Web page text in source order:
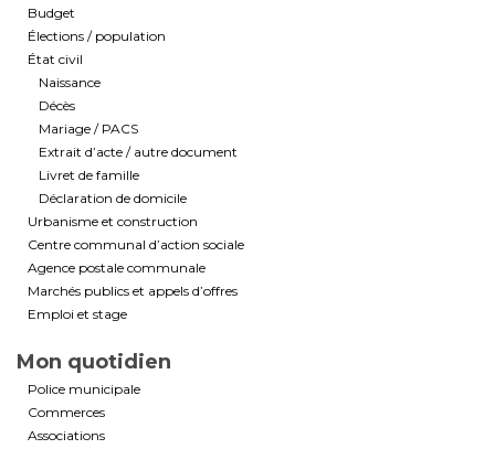
Budget
Élections / population
État civil
Naissance
Décès
Mariage / PACS
Extrait d’acte / autre document
Livret de famille
Déclaration de domicile
Urbanisme et construction
Centre communal d’action sociale
Agence postale communale
Marchés publics et appels d’offres
Emploi et stage
Mon quotidien
Police municipale
Commerces
Associations